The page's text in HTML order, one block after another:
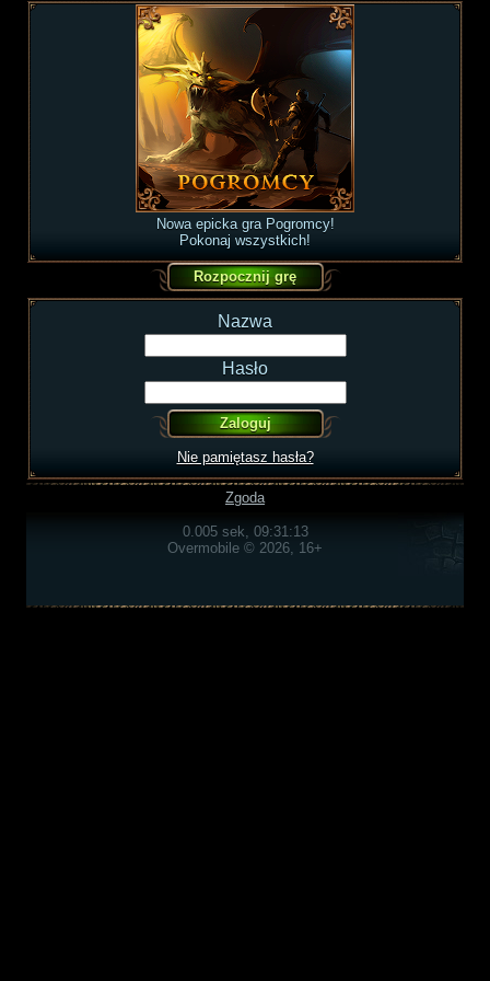
Nowa epicka gra Pogromcy!
Pokonaj wszystkich!
Nazwa
Hasło
Nie pamiętasz hasła?
Zgoda
0.005 sek, 09:31:13
Overmobile © 2026, 16+